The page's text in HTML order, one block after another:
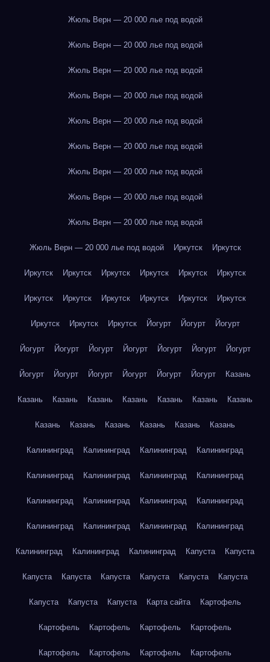
Жюль Верн — 20 000 лье под водой
Жюль Верн — 20 000 лье под водой
Жюль Верн — 20 000 лье под водой
Жюль Верн — 20 000 лье под водой
Жюль Верн — 20 000 лье под водой
Жюль Верн — 20 000 лье под водой
Жюль Верн — 20 000 лье под водой
Жюль Верн — 20 000 лье под водой
Жюль Верн — 20 000 лье под водой
Жюль Верн — 20 000 лье под водой Иркутск Иркутск
Иркутск Иркутск Иркутск Иркутск Иркутск Иркутск
Иркутск Иркутск Иркутск Иркутск Иркутск Иркутск
Иркутск Иркутск Иркутск Йогурт Йогурт Йогурт
Йогурт Йогурт Йогурт Йогурт Йогурт Йогурт Йогурт
Йогурт Йогурт Йогурт Йогурт Йогурт Йогурт Казань
Казань Казань Казань Казань Казань Казань Казань
Казань Казань Казань Казань Казань Казань
Калининград Калининград Калининград Калининград
Калининград Калининград Калининград Калининград
Калининград Калининград Калининград Калининград
Калининград Калининград Калининград Калининград
Калининград Калининград Калининград Капуста Капуста
Капуста Капуста Капуста Капуста Капуста Капуста
Капуста Капуста Капуста Карта сайта Картофель
Картофель Картофель Картофель Картофель
Картофель Картофель Картофель Картофель